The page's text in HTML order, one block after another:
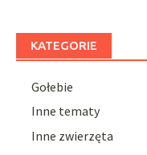
KATEGORIE
Gołebie
Inne tematy
Inne zwierzęta